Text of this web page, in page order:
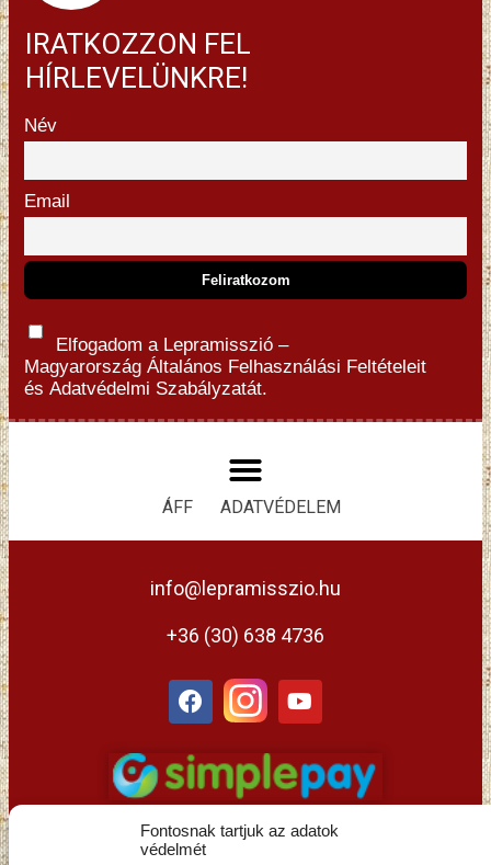
Fontosnak tartjuk az adatok
védelmét
IRATKOZZON FEL
HÍRLEVELÜNKRE!
Név
Email
Elfogadom a Lepramisszió –
Magyarország Általános Felhasználási Feltételeit
és Adatvédelmi Szabályzatát.
ÁFF ADATVÉDELEM
info@lepramisszio.hu
+36 (30) 638 4736